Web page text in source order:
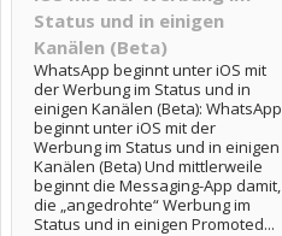
Status und in einigen
Kanälen (Beta)
WhatsApp beginnt unter iOS mit
der Werbung im Status und in
einigen Kanälen (Beta): WhatsApp
beginnt unter iOS mit der
Werbung im Status und in einigen
Kanälen (Beta) Und mittlerweile
beginnt die Messaging-App damit,
die „angedrohte“ Werbung im
Status und in einigen Promoted...